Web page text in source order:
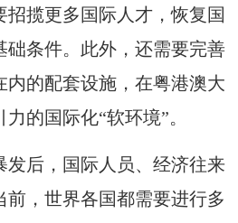
招揽更多国际人才，恢复国
础条件。此外，还需要完善
内的配套设施，在粤港澳大
的国际化“软环境”。
后，国际人员、经济往来
前，世界各国都需要进行多